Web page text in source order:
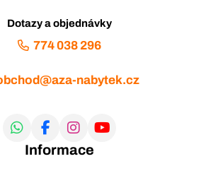
Dotazy a objednávky
774 038 296
nabytek.cz
Informace